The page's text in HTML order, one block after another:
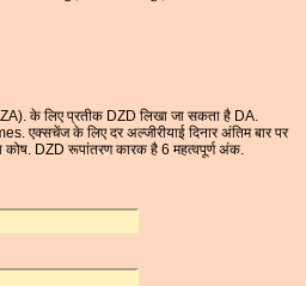
के लिए प्रतीक DZD लिखा जा सकता है DA.
एक्सचेंज के लिए दर अल्जीरीयाई दिनार अंतिम बार पर
कोष. DZD रूपांतरण कारक है 6 महत्वपूर्ण अंक.